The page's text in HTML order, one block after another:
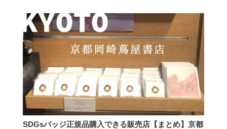
SDGsバッジ正規品購入できる販売店【まとめ】京都